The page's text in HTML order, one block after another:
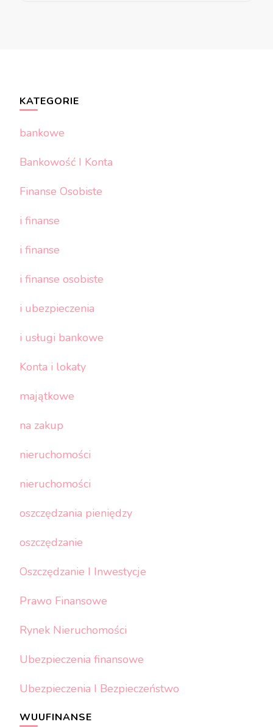
KATEGORIE
bankowe
Bankowość I Konta
Finanse Osobiste
i finanse
i finanse
i finanse osobiste
i ubezpieczenia
i usługi bankowe
Konta i lokaty
majątkowe
na zakup
nieruchomości
nieruchomości
oszczędzania pieniędzy
oszczędzanie
Oszczędzanie I Inwestycje
Prawo Finansowe
Rynek Nieruchomości
Ubezpieczenia finansowe
Ubezpieczenia I Bezpieczeństwo
WUUFINANSE